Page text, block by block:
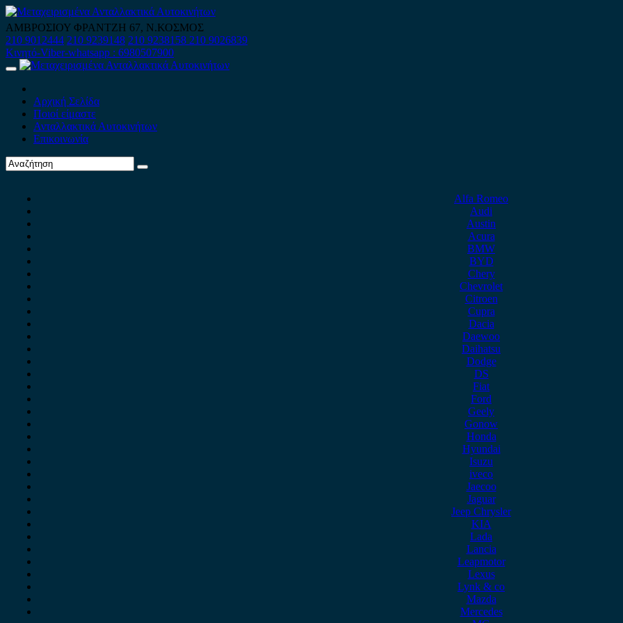
Skip
to
content
ΑΜΒΡΟΣΙΟΥ ΦΡΑΝΤΖΗ 67, Ν.ΚΟΣΜΟΣ
210 9012444 210 9239148 210 9238158 210 9026839
Κινητό-Viber-whatsapp : 6980507900
Primary
Αρχική Σελίδα
Ποιοί είμαστε
Ανταλλακτικά Αυτοκινήτων
Επικοινωνία
Alfa Romeo
Audi
Austin
Acura
BMW
BYD
Chery
Chevrolet
Citroen
Cupra
Dacia
Daewoo
Daihatsu
Dodge
DS
Fiat
Ford
Geely
Gonow
Honda
Hyundai
Isuzu
iveco
Jaecoo
Jaguar
Jeep Chrysler
KIA
Lada
Lancia
Leapmotor
Lexus
Lynk & co
Mazda
Mercedes